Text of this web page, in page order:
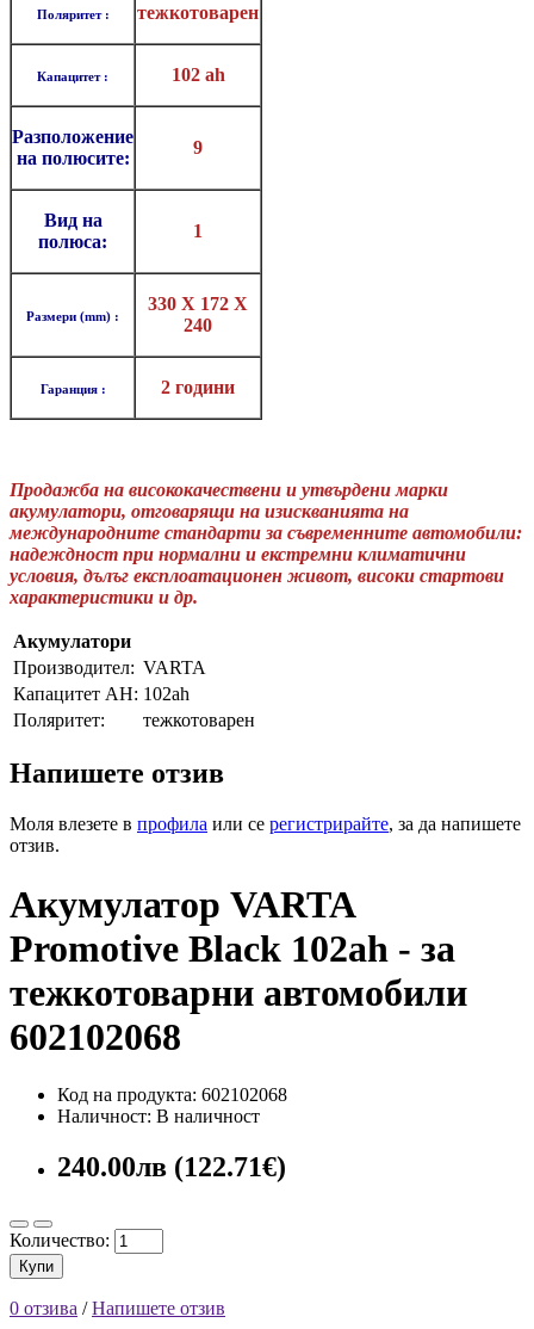
Поляритет : тежкотоварен
Капацитет : 102 ah
Разположение
на полюсите:
9
Вид на
полюса:
1
Размери (mm) :
330 X 172 X
240
Гаранция : 2 години
Продажба на висококачествени и утвърдени марки
акумулатори, отговарящи на изискванията на
международните стандарти за съвременните автомобили:
надеждност при нормални и екстремни климатични
условия, дълъг експлоатационен живот, високи стартови
характеристики и др.
Акумулатори
Производител: VARTA
Капацитет AH: 102ah
Поляритет:
тежкотоварен
Напишете отзив
Моля влезете в профила или се регистрирайте, за да напишете
отзив.
Акумулатор VARTA
Promotive Black 102ah - за
тежкотоварни автомобили
602102068
Код на продукта: 602102068
Наличност: В наличност
240.00лв (122.71€)
Количество:
Купи
0 отзива /Напишете отзив